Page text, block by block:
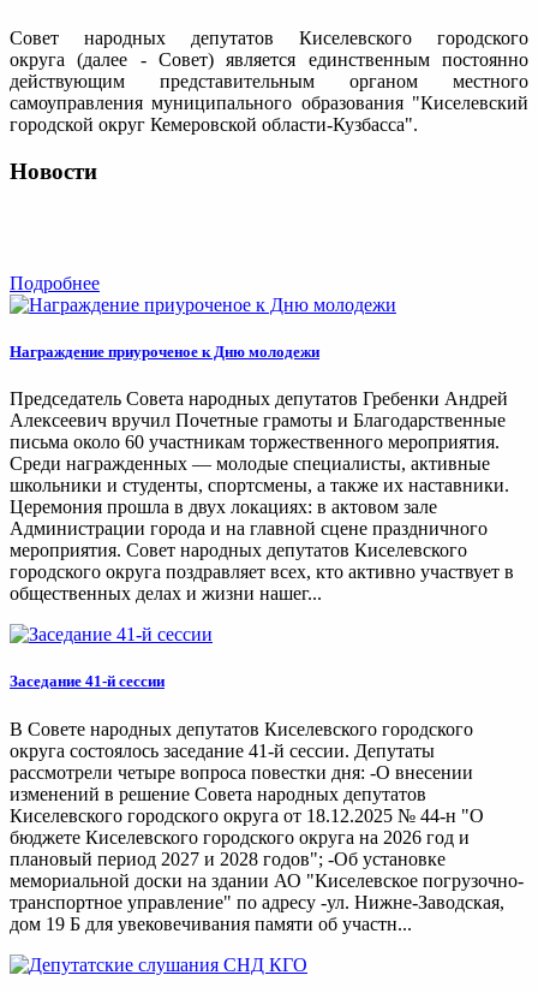
Совет народных депутатов Киселевского городского
округа (далее - Совет) является единственным постоянно
действующим представительным органом местного
самоуправления муниципального образования "Киселевский
городской округ Кемеровской области-Кузбасса".
Новости
Подробнее
Награждение приуроченое к Дню молодежи
Председатель Совета народных депутатов Гребенки Андрей
Алексеевич вручил Почетные грамоты и Благодарственные
письма около 60 участникам торжественного мероприятия.
Среди награжденных — молодые специалисты, активные
школьники и студенты, спортсмены, а также их наставники.
Церемония прошла в двух локациях: в актовом зале
Администрации города и на главной сцене праздничного
мероприятия. Совет народных депутатов Киселевского
городского округа поздравляет всех, кто активно участвует в
общественных делах и жизни нашег...
Заседание 41-й сессии
В Совете народных депутатов Киселевского городского
округа состоялось заседание 41-й сессии. Депутаты
рассмотрели четыре вопроса повестки дня: -О внесении
изменений в решение Совета народных депутатов
Киселевского городского округа от 18.12.2025 № 44-н "О
бюджете Киселевского городского округа на 2026 год и
плановый период 2027 и 2028 годов"; -Об установке
мемориальной доски на здании АО "Киселевское погрузочно-
транспортное управление" по адресу -ул. Нижне-Заводская,
дом 19 Б для увековечивания памяти об участн...